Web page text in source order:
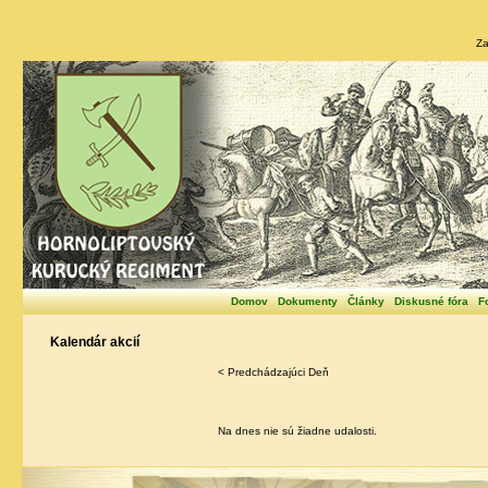
Domov Dokumenty Články Diskusné fóra
Kalendár akcií
< Predchádzajúci Deň
Na dnes nie sú žiadne udalosti.